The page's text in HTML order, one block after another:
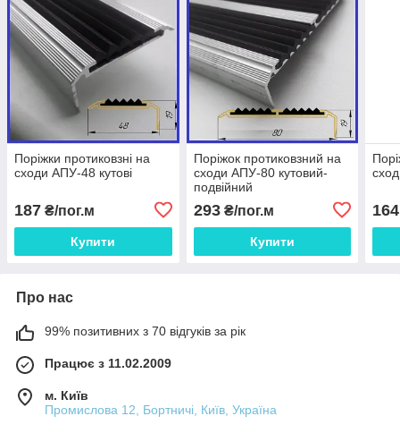
Поріжки протиковзні на
сходи АПУ-48 кутові
187 ₴/пог.м
Купити
Поріжок протиковзний на
сходи АПУ-80 кутовий-
подвійний
293₴/пог.м
Купити
164
Про нас
99% позитивних з 70 відгуків за рік
Працює з 11.02.2009
м. Київ
Промислова 12, Бортничі, Київ, Україна